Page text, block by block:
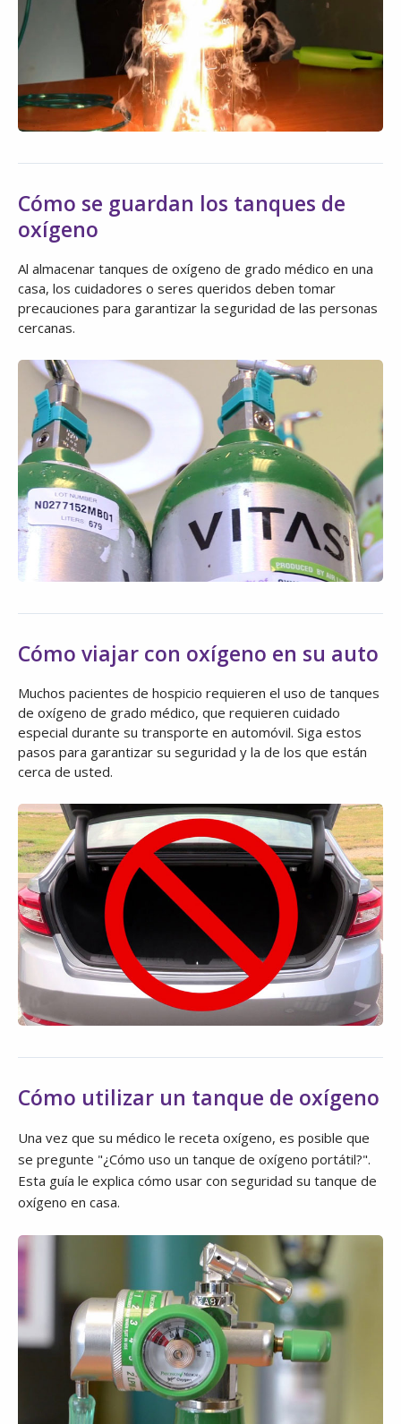
Cómo se guardan los tanques de
oxígeno
Al almacenar tanques de oxígeno de grado médico en una
casa, los cuidadores o seres queridos deben tomar
precauciones para garantizar la seguridad de las personas
cercanas.
Cómo viajar con oxígeno en su auto
Muchos pacientes de hospicio requieren el uso de tanques
de oxígeno de grado médico, que requieren cuidado
especial durante su transporte en automóvil. Siga estos
pasos para garantizar su seguridad y la de los que están
cerca de usted.
Cómo utilizar un tanque de oxígeno
Una vez que su médico le receta oxígeno, es posible que
se pregunte "¿Cómo uso un tanque de oxígeno portátil?".
Esta guía le explica cómo usar con seguridad su tanque de
oxígeno en casa.